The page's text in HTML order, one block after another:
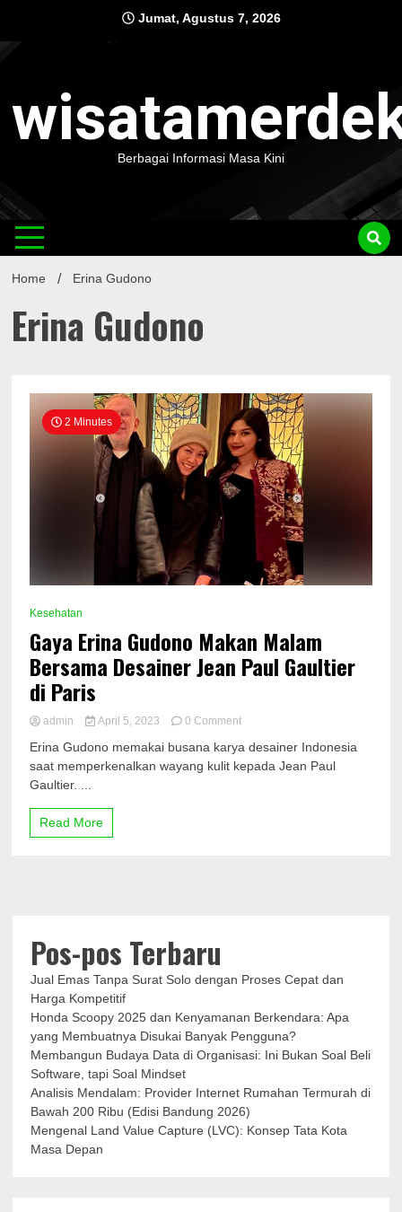
content
Jumat, Agustus 7, 2026
Berbagai Informasi Masa Kini
Home Erina Gudono
Erina Gudono
2 Minutes
Kesehatan
Gaya Erina Gudono Makan Malam
Bersama Desainer Jean Paul Gaultier
di Paris
admin April 5, 2023 0 Commenton
Erina
Gudono
Erina Gudono memakai busana karya desainer Indonesia
saat memperkenalkan wayang kulit kepada Jean Paul
Gaultier. ...
Read More
Pos-pos Terbaru
Jual Emas Tanpa Surat Solo dengan Proses Cepat dan
Harga Kompetitif
Honda Scoopy 2025 dan Kenyamanan Berkendara: Apa
yang Membuatnya Disukai Banyak Pengguna?
Membangun Budaya Data di Organisasi: Ini Bukan Soal Beli
Software, tapi Soal Mindset
Analisis Mendalam: Provider Internet Rumahan Termurah di
Bawah 200 Ribu (Edisi Bandung 2026)
Mengenal Land Value Capture (LVC): Konsep Tata Kota
Masa Depan